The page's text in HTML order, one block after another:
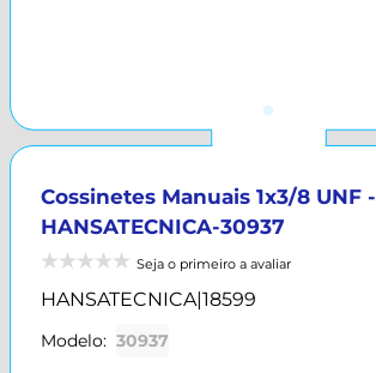
Cossinetes Manuais 1x3/8 UNF -
HANSATECNICA-30937
Seja o primeiro a avaliar
HANSATECNICA|18599
Modelo: 30937